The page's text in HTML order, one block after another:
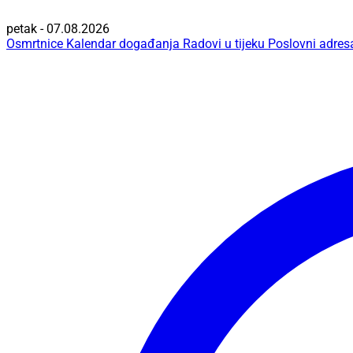
petak - 07.08.2026
Osmrtnice Kalendar događanja Radovi u tijeku Poslovni